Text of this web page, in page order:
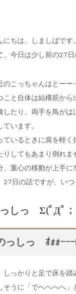
にちは、しましばです。
、今日は少し前の27日
のこっちゃんはとー
こと自体は結構前か
したり、両手を鳥がは
ています。
ているときに肩を軽
りしてもあまり倒れま
、重心の移動が上手に
27日の話ですが、い
しっ Σ(ﾟДﾟ
っしっ ｵｫｫｰｰｰ
しっかりと足で床を踏
そうに「でへへへへ」